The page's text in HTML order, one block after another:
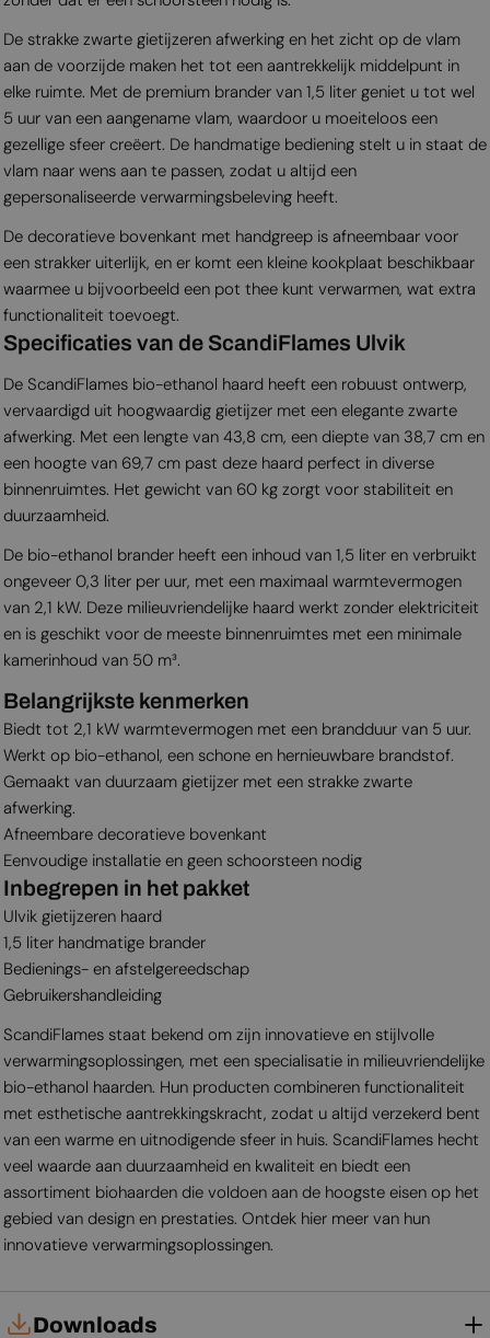
De strakke zwarte gietijzeren afwerking en het zicht op de vlam
aan de voorzijde maken het tot een aantrekkelijk middelpunt in
elke ruimte. Met de premium brander van 1,5 liter geniet u tot wel
5 uur van een aangename vlam, waardoor u moeiteloos een
gezellige sfeer creëert. De handmatige bediening stelt u in staat de
vlam naar wens aan te passen, zodat u altijd een
gepersonaliseerde verwarmingsbeleving heeft.
De decoratieve bovenkant met handgreep is afneembaar voor
een strakker uiterlijk, en er komt een kleine kookplaat beschikbaar
waarmee u bijvoorbeeld een pot thee kunt verwarmen, wat extra
functionaliteit toevoegt.
Specificaties van de ScandiFlames Ulvik
De ScandiFlames bio-ethanol haard heeft een robuust ontwerp,
vervaardigd uit hoogwaardig gietijzer met een elegante zwarte
afwerking. Met een lengte van 43,8 cm, een diepte van 38,7 cm en
een hoogte van 69,7 cm past deze haard perfect in diverse
binnenruimtes. Het gewicht van 60 kg zorgt voor stabiliteit en
duurzaamheid.
De bio-ethanol brander heeft een inhoud van 1,5 liter en verbruikt
ongeveer 0,3 liter per uur, met een maximaal warmtevermogen
van 2,1 kW. Deze milieuvriendelijke haard werkt zonder elektriciteit
en is geschikt voor de meeste binnenruimtes met een minimale
kamerinhoud van 50 m³.
Belangrijkste kenmerken
Biedt tot 2,1 kW warmtevermogen met een brandduur van 5 uur.
Werkt op bio-ethanol, een schone en hernieuwbare brandstof.
Gemaakt van duurzaam gietijzer met een strakke zwarte
afwerking.
Afneembare decoratieve bovenkant
Eenvoudige installatie en geen schoorsteen nodig
Inbegrepen in het pakket
Ulvik gietijzeren haard
1,5 liter handmatige brander
Bedienings- en afstelgereedschap
Gebruikershandleiding
ScandiFlames staat bekend om zijn innovatieve en stijlvolle
verwarmingsoplossingen, met een specialisatie in milieuvriendelijke
bio-ethanol haarden. Hun producten combineren functionaliteit
met esthetische aantrekkingskracht, zodat u altijd verzekerd bent
van een warme en uitnodigende sfeer in huis. ScandiFlames hecht
veel waarde aan duurzaamheid en kwaliteit en biedt een
assortiment biohaarden die voldoen aan de hoogste eisen op het
gebied van design en prestaties. Ontdek hier meer van hun
innovatieve verwarmingsoplossingen.
Downloads